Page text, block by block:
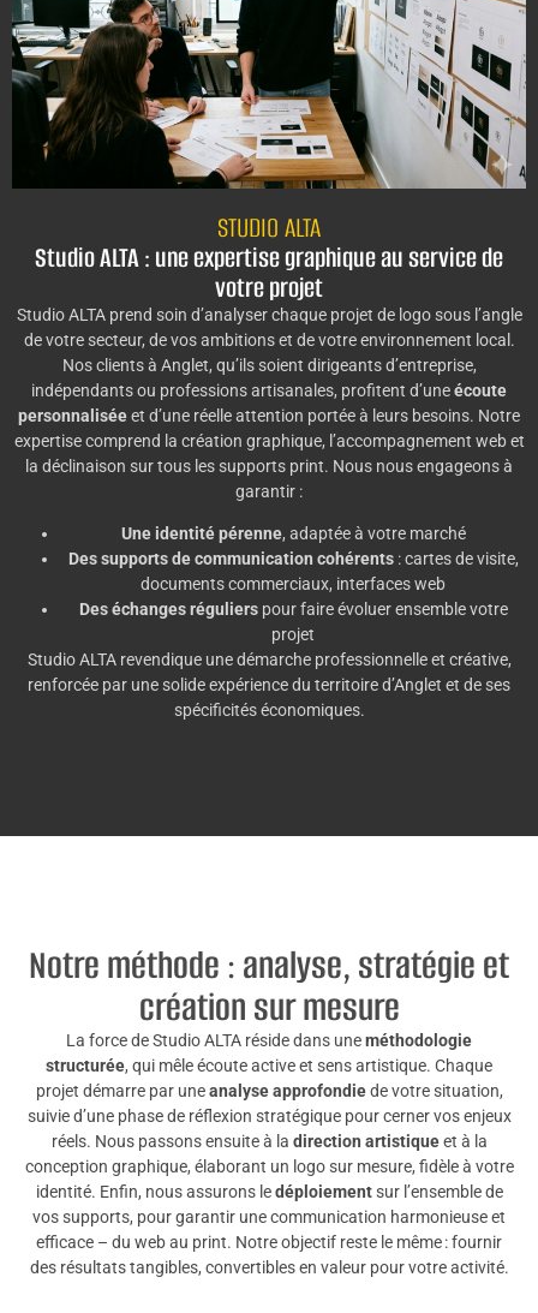
STUDIO ALTA
Studio ALTA : une expertise graphique au service de
votre projet
Studio ALTA prend soin d’analyser chaque projet de logo sous l’angle
de votre secteur, de vos ambitions et de votre environnement local.
Nos clients à Anglet, qu’ils soient dirigeants d’entreprise,
indépendants ou professions artisanales, profitent d’uneécoute
personnaliséeet d’une réelle attention portée à leurs besoins. Notre
expertise comprend la création graphique, l’accompagnement web et
la déclinaison sur tous les supports print. Nous nous engageons à
garantir :
Une identité pérenne, adaptée à votre marché
Des supports de communication cohérents: cartes de visite,
documents commerciaux, interfaces web
Des échanges régulierspour faire évoluer ensemble votre
projet
Studio ALTA revendique une démarche professionnelle et créative,
renforcée par une solide expérience du territoire d’Anglet et de ses
spécificités économiques.
Notre méthode : analyse, stratégie et
création sur mesure
La force de Studio ALTA réside dans uneméthodologie
structurée, qui mêle écoute active et sens artistique. Chaque
projet démarre par uneanalyse approfondiede votre situation,
suivie d’une phase de réflexion stratégique pour cerner vos enjeux
réels. Nous passons ensuite à la direction artistiqueet à la
conception graphique, élaborant un logo sur mesure, fidèle à votre
identité. Enfin, nous assurons ledéploiementsur l’ensemble de
vos supports, pour garantir une communication harmonieuse et
efficace – du web au print. Notre objectif reste le même : fournir
des résultats tangibles, convertibles en valeur pour votre activité.